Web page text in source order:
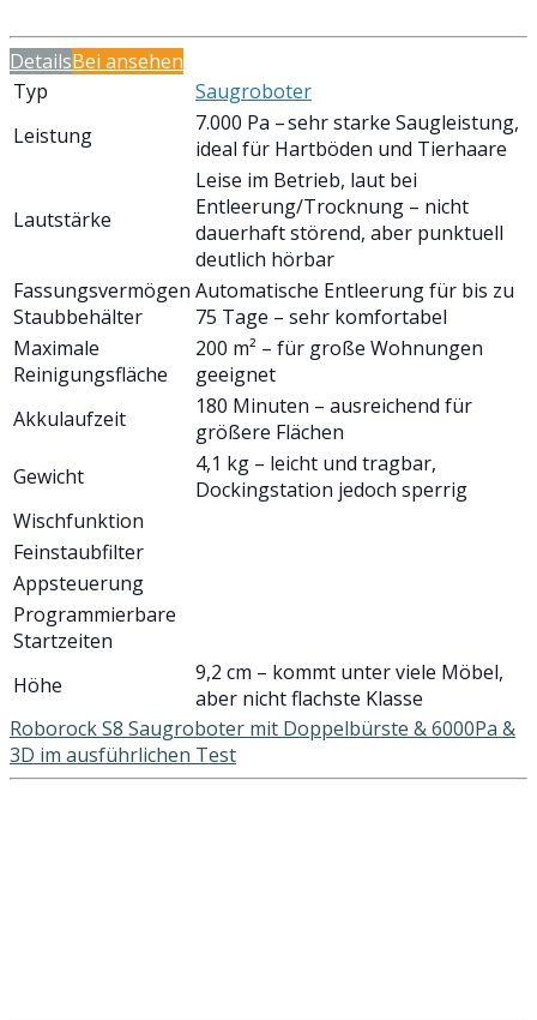
DetailsBei ansehen
Typ
Saugroboter
Leistung
7.000 Pa – sehr starke Saugleistung,
ideal für Hartböden und Tierhaare
Lautstärke
Leise im Betrieb, laut bei
Entleerung/Trocknung – nicht
dauerhaft störend, aber punktuell
deutlich hörbar
Fassungsvermögen
Staubbehälter
Automatische Entleerung für bis zu
75 Tage – sehr komfortabel
Maximale
Reinigungsfläche
200 m² – für große Wohnungen
geeignet
Akkulaufzeit
180 Minuten – ausreichend für
größere Flächen
Gewicht
4,1 kg – leicht und tragbar,
Dockingstation jedoch sperrig
Wischfunktion
Feinstaubfilter
Appsteuerung
Programmierbare
Startzeiten
Höhe
9,2 cm – kommt unter viele Möbel,
aber nicht flachste Klasse
Roborock S8 Saugroboter mit Doppelbürste & 6000Pa &
3D im ausführlichen Test